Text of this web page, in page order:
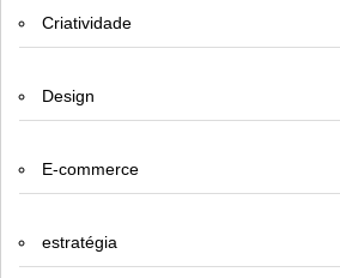
Criatividade
Design
E-commerce
estratégia